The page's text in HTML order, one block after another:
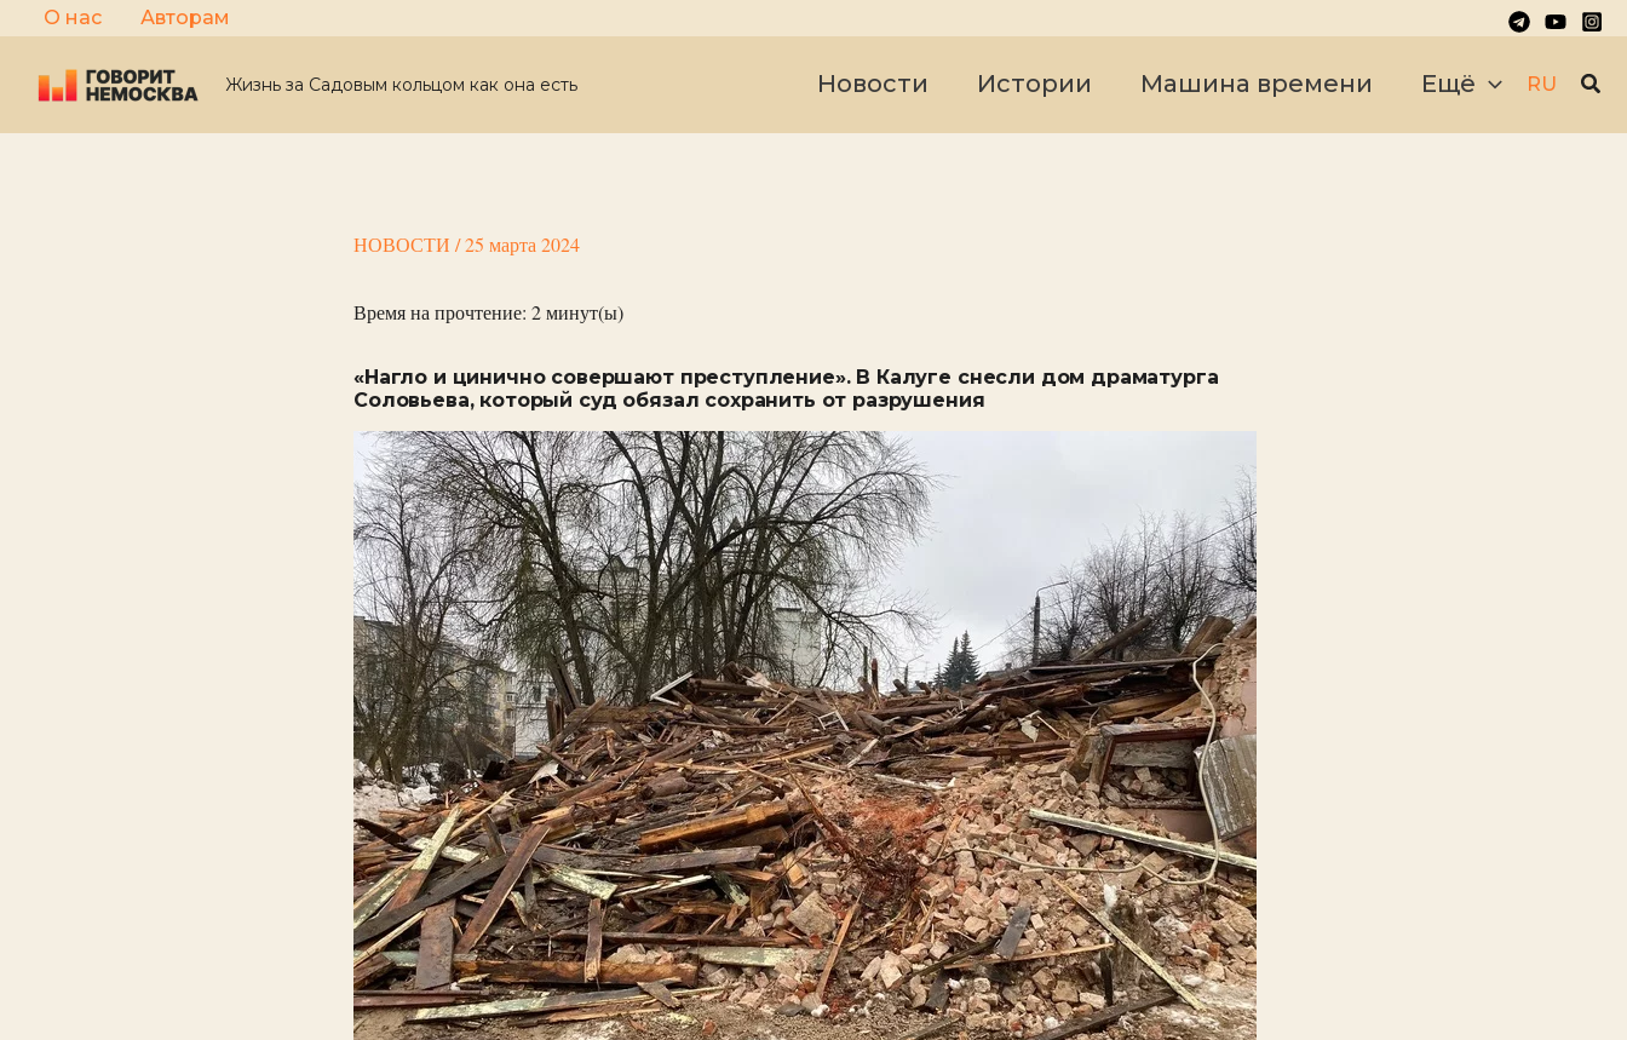
Перейти
к
содержимому
О нас Авторам
Жизнь за Садовым кольцом как она есть Новости Истории Машина времени Ещё RU
НОВОСТИ /25 марта 2024
Время на прочтение: 2минут(ы)
«Нагло и цинично совершают преступление». В Калуге снесли дом драматурга
Соловьева, который суд обязал сохранить от разрушения